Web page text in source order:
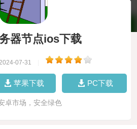
器节点ios下载
07-31
苹果下载 PC下载
卓市场，安全绿色